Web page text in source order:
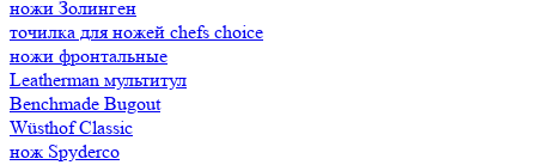
ножи Золинген
точилка для ножей chefs choice
ножи фронтальные
Leatherman мультитул
Benchmade Bugout
Wüsthof Classic
нож Spyderco